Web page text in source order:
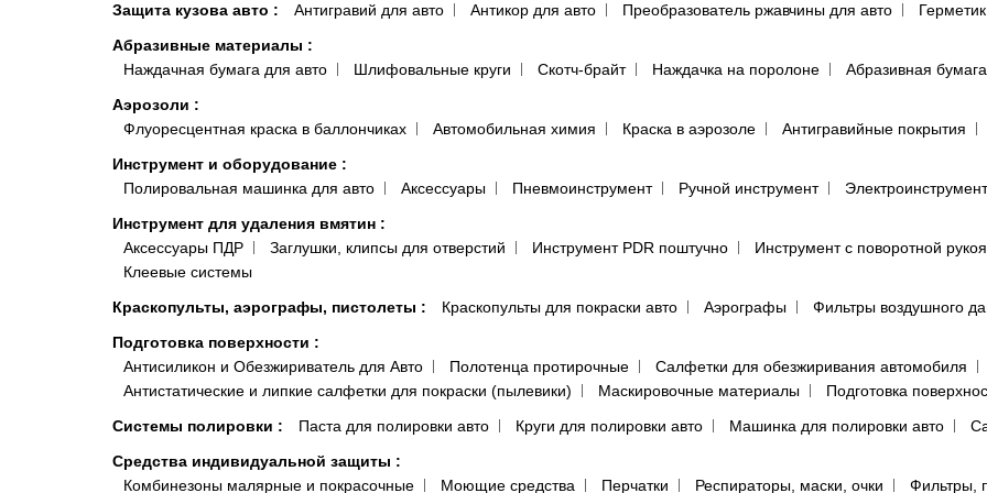
Защита кузова авто : Антигравий для авто Антикор для авто Преобразователь ржавчины для авто
Абразивные материалы :
Наждачная бумага для авто
Шлифовальные круги Скотч-брайт Наждачка на поролоне
Абразивная
Аэрозоли :
Флуоресцентная краска в баллончиках
Автомобильная химия Краска в аэрозоле
Антигравийные покрытия
Инструмент и оборудование :
Полировальная машинка для авто
Аксессуары Пневмоинструмент Ручной инструмент
Электроинструмент
Инструмент для удаления вмятин :
Аксессуары ПДР
Заглушки, клипсы для отверстий Инструмент PDR поштучно
Инструмент с поворотной
Клеевые системы
Краскопульты, аэрографы, пистолеты : Краскопульты для покраски авто Аэрографы
Фильтры воздушного
Подготовка поверхности :
Антисиликон и Обезжириватель для Авто
Полотенца протирочные
Салфетки для обезжиривания автомобиля
Антистатические и липкие салфетки для покраски (пылевики)
Маскировочные материалы
Подготовка
Системы полировки : Паста для полировки авто Круги для полировки авто Машинка для полировки авто
Средства индивидуальной защиты :
Комбинезоны малярные и покрасочные
Моющие средства Перчатки Респираторы, маски, очки Фильтры,